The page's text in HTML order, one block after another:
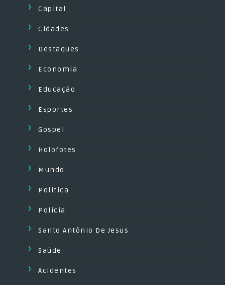
Capital
Cidades
Destaques
Economia
Educação
Esportes
Gospel
Holofotes
Mundo
Politica
Polícia
Santo Antônio De Jesus
Saúde
Acidentes